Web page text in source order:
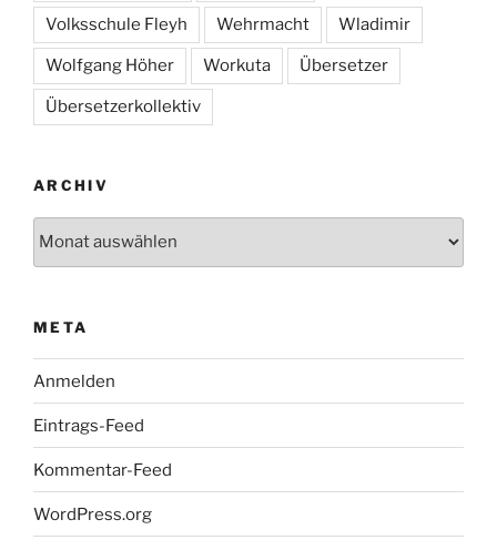
Volksschule Fleyh Wehrmacht Wladimir
Wolfgang Höher Workuta Übersetzer
Übersetzerkollektiv
ARCHIV
META
Anmelden
Eintrags-Feed
Kommentar-Feed
WordPress.org